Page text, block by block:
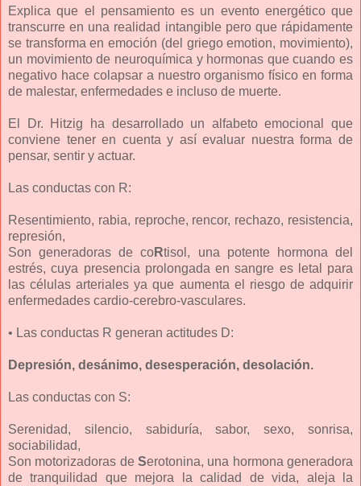
Explica que el pensamiento es un evento energético que
transcurre en una realidad intangible pero que rápidamente
se transforma en emoción (del griego emotion, movimiento),
un movimiento de neuroquímica y hormonas que cuando es
negativo hace colapsar a nuestro organismo físico en forma
de malestar, enfermedades e incluso de muerte.
El Dr. Hitzig ha desarrollado un alfabeto emocional que
conviene tener en cuenta y así evaluar nuestra forma de
pensar, sentir y actuar.
Las conductas con R:
Resentimiento, rabia, reproche, rencor, rechazo, resistencia,
represión,
Son generadoras de coRtisol, una potente hormona del
estrés, cuya presencia prolongada en sangre es letal para
las células arteriales ya que aumenta el riesgo de adquirir
enfermedades cardio-cerebro-vasculares.
• Las conductas R generan actitudes D:
Depresión, desánimo, desesperación, desolación.
Las conductas con S:
Serenidad, silencio, sabiduría, sabor, sexo, sonrisa,
sociabilidad,
Son motorizadoras de Serotonina, una hormona generadora
de tranquilidad que mejora la calidad de vida, aleja la